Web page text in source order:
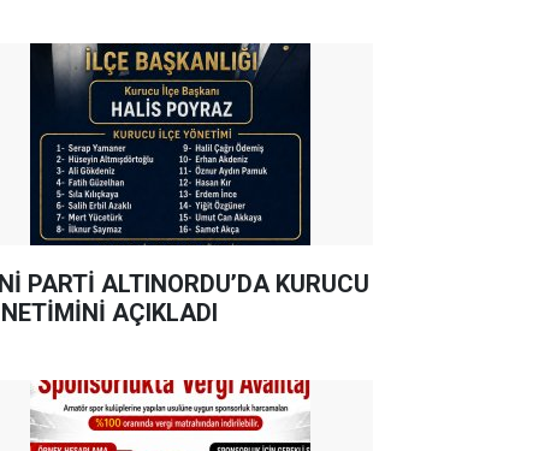
PARTİ ALTINORDU’DA KURUCU
AÇIKLADI